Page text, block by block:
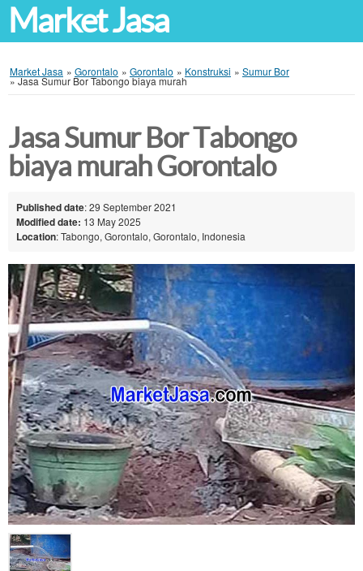
Market Jasa
Market Jasa » Gorontalo » Gorontalo » Konstruksi » Sumur Bor
»Jasa Sumur Bor Tabongo biaya murah
Jasa Sumur Bor Tabongo
biaya murah Gorontalo
Published date: 29 September 2021
Modified date: 13 May 2025
Location: Tabongo, Gorontalo, Gorontalo, Indonesia